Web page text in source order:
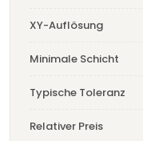
XY-Auflösung
Minimale Schicht
Typische Toleranz
Relativer Preis